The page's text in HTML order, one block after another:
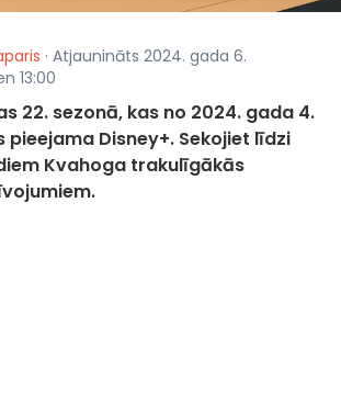
· Atjaunināts 2024. gada 6.
13:00
22. sezonā, kas no 2024. gada 4.
Disney+. Sekojiet līdzi
Kvahoga trakulīgākās